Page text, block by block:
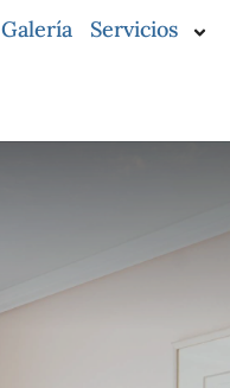
Galería Servicios